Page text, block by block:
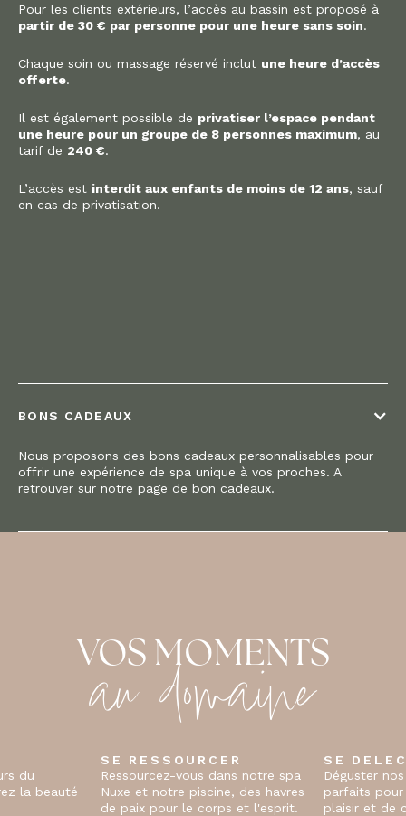
Pour les clients extérieurs, l’accès au bassin est proposé à
partir de 30 € par personne pour une heure sans soin.
Chaque soin ou massage réservé inclut une heure d’accès
offerte.
Il est également possible de privatiser l’espace pendant
une heure pour un groupe de 8 personnes maximum, au
tarif de 240 €.
L’accès est interdit aux enfants de moins de 12 ans, sauf
en cas de privatisation.
BONS CADEAUX
Nous proposons des bons cadeaux personnalisables pour
offrir une expérience de spa unique à vos proches. A
retrouver sur notre page de bon cadeaux.
VOS MOMENTS
au domaine
notre spa
des havres
SE DELECTER
Déguster nos cocktails exquis,
parfaits pour un moment de
plaisir et de convivialité.
SE
Savourez
restaurants
plat est une